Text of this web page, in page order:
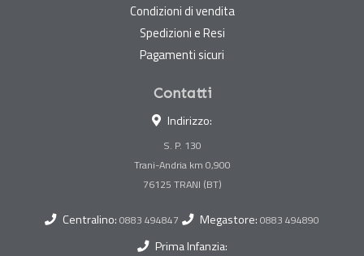
Condizioni di vendita
Spedizioni e Resi
Pagamenti sicuri
Contatti
Indirizzo:
S. P. 130
Trani-Andria km 0,900
Centralino: 0883 494847 Megastore: 0883 494890
Prima Infanzia: